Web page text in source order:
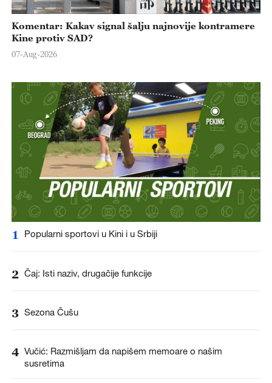
Komentar: Kakav signal šalju najnovije kontramere
Kine protiv SAD?
07-Aug-2026
1 Popularni sportovi u Kini i u Srbiji
2 Čaj: Isti naziv, drugačije funkcije
3 Sezona Čušu
4 Vučić: Razmišljam da napišem memoare o našim
susretima